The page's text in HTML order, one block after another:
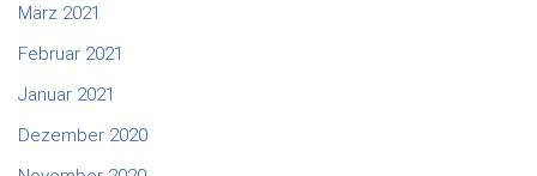
März 2021
Februar 2021
Januar 2021
Dezember 2020